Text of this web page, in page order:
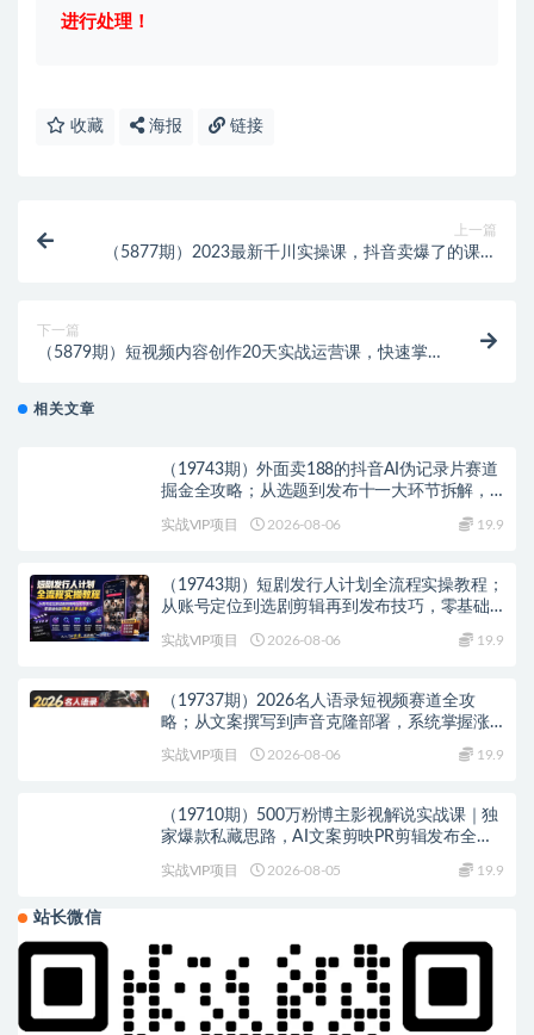
进行处理！
收藏 海报 链接
上一篇
（5877期）2023最新千川实操课，抖音卖爆了的课程
下一篇
（5879期）短视频内容创作20天实战运营课，快速掌
相关文章
（19743期）外面卖188的抖音AI伪记录片赛道
掘金全攻略；从选题到发布十一大环节拆解，
实战VIP项目 2026-08-06 19.9
（19743期）短剧发行人计划全流程实操教程；
从账号定位到选剧剪辑再到发布技巧，零基础
实战VIP项目 2026-08-06 19.9
（19737期）2026名人语录短视频赛道全攻
略；从文案撰写到声音克隆部署，系统掌握涨
实战VIP项目 2026-08-06 19.9
（19710期）500万粉博主影视解说实战课｜独
家爆款私藏思路，AI文案剪映PR剪辑发布全流
实战VIP项目 2026-08-05 19.9
站长微信